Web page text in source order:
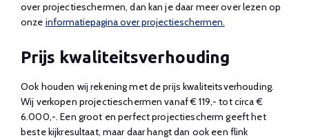
over projectieschermen, dan kan je daar meer over lezen op
onze informatiepagina over projectieschermen.
Prijs kwaliteitsverhouding
Ook houden wij rekening met de prijs kwaliteitsverhouding.
Wij verkopen projectieschermen vanaf € 119,- tot circa €
6.000,-. Een groot en perfect projectiescherm geeft het
beste kijkresultaat, maar daar hangt dan ook een flink